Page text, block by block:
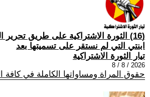
(16) الثورة الاشتراكية على طريق تحرير
ابنتي التي لم نستقر على تسميتها بعد
تيار الثورة الاشتراكية
2026 / 8 / 8
حقوق المراة ومساواتها الكاملة في كافة